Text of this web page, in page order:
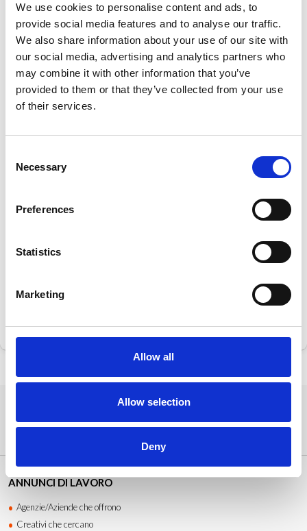
We use cookies to personalise content and ads, to
provide social media features and to analyse our traffic.
We also share information about your use of our site with
our social media, advertising and analytics partners who
may combine it with other information that you’ve
provided to them or that they’ve collected from your use
of their services.
Selection
Necessary
Preferences
Statistics
Marketing
Allow all
Allow selection
Deny
Reagione sociale Job Centre
Città Padova
Provincia
ANNUNCI DI LAVORO
Agenzie/Aziende che offrono
Creativi che cercano